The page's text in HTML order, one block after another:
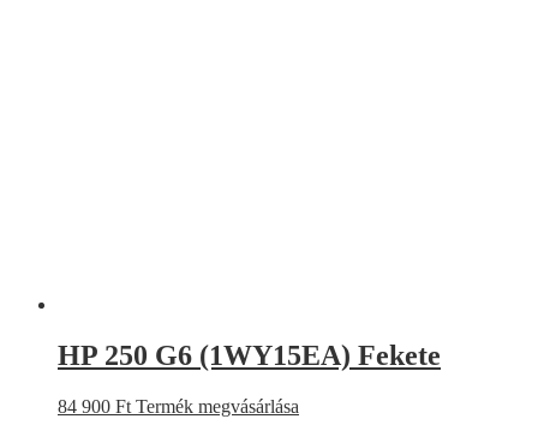
HP 250 G6 (1WY15EA) Fekete
84 900 Ft Termék megvásárlása